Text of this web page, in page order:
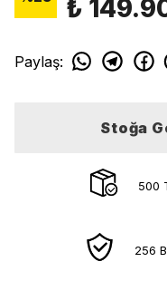
₺
Paylaş:
Stoğa
500
256